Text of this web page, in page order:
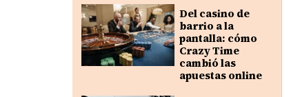
Del casino de
barrio a la
pantalla: cómo
Crazy Time
cambió las
apuestas online